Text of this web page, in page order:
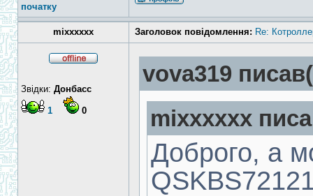
початку
mixxxxxx Заголовок повідомлення: Re:
Звідки: Донбасс
1 0
vova319
mixxxxxx
Доброго, а